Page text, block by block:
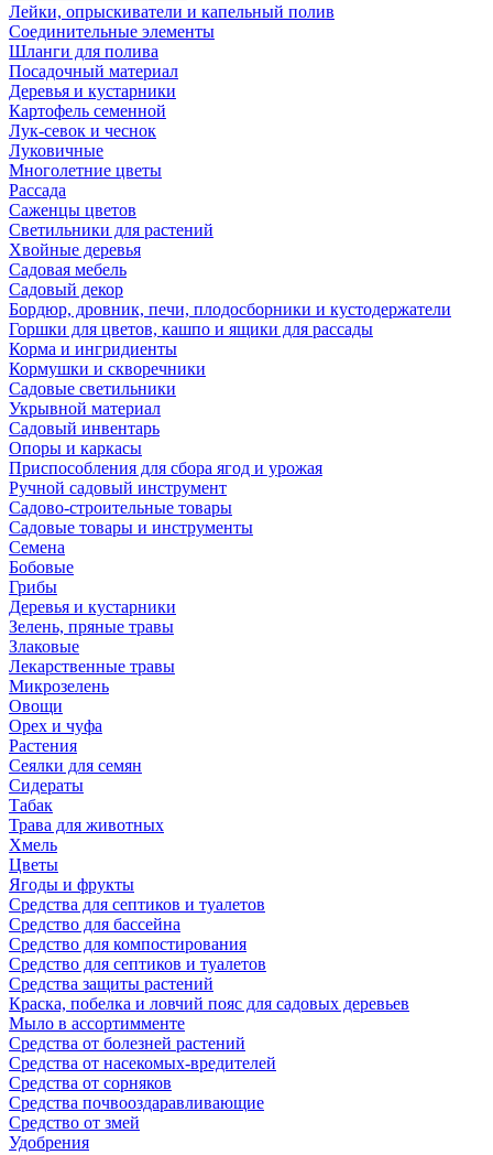
Лейки, опрыскиватели и капельный полив
Соединительные элементы
Шланги для полива
Посадочный материал
Деревья и кустарники
Картофель семенной
Лук-севок и чеснок
Луковичные
Многолетние цветы
Рассада
Саженцы цветов
Светильники для растений
Хвойные деревья
Садовая мебель
Садовый декор
Бордюр, дровник, печи, плодосборники и кустодержатели
Горшки для цветов, кашпо и ящики для рассады
Корма и ингридиенты
Кормушки и скворечники
Садовые светильники
Укрывной материал
Садовый инвентарь
Опоры и каркасы
Приспособления для сбора ягод и урожая
Ручной садовый инструмент
Садово-строительные товары
Садовые товары и инструменты
Семена
Бобовые
Грибы
Деревья и кустарники
Зелень, пряные травы
Злаковые
Лекарственные травы
Микрозелень
Овощи
Орех и чуфа
Растения
Сеялки для семян
Сидераты
Табак
Трава для животных
Хмель
Цветы
Ягоды и фрукты
Средства для септиков и туалетов
Средство для бассейна
Средство для компостирования
Средство для септиков и туалетов
Средства защиты растений
Краска, побелка и ловчий пояс для садовых деревьев
Мыло в ассортимменте
Средства от болезней растений
Средства от насекомых-вредителей
Средства от сорняков
Средства почвооздаравливающие
Средство от змей
Удобрения